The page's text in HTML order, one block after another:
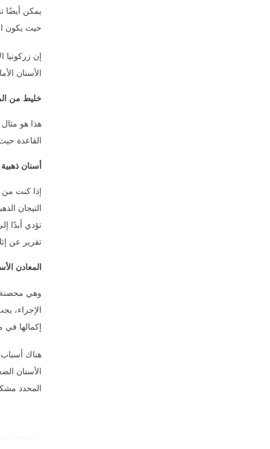
يمكن أيضًا
حيث يكون
إن زركونيا
الأسنان
خليط من
هذا هو مثال
القاعدة
أسنان ذهبية
إذا كنت من
التيجان
تؤدي أبدًا
تقرير عن
المعادن
وهي محصنة
الإجراء،
إكمالها في
هناك
الأسنان
المحدد